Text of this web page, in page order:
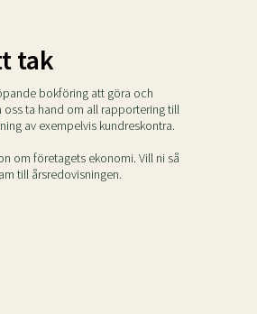
tak
bokföring att göra och
oss ta hand om all rapportering till
av exempelvis kundreskontra.
om företagets ekonomi. Vill ni så
till årsredovisningen.